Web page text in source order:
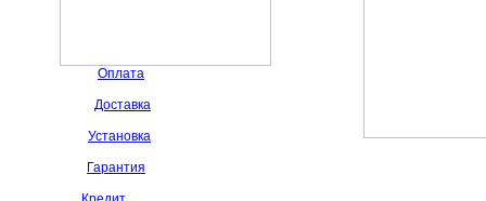
Оплата
Доставка
Установка
Гарантия